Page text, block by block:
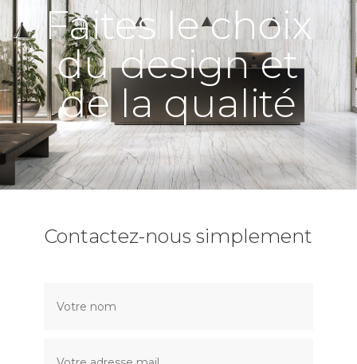
Faites le choix
du design et
de la qualité
Contactez-nous simplement